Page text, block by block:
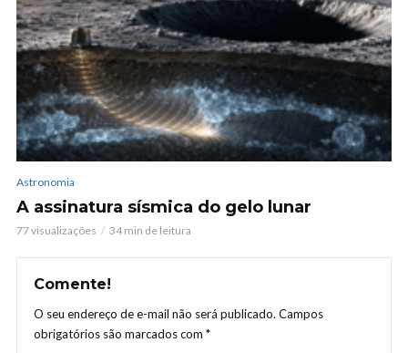
Astronomia
A assinatura sísmica do gelo lunar
77 visualizações 34 min de leitura
Comente!
O seu endereço de e-mail não será publicado. Campos
obrigatórios são marcados com *